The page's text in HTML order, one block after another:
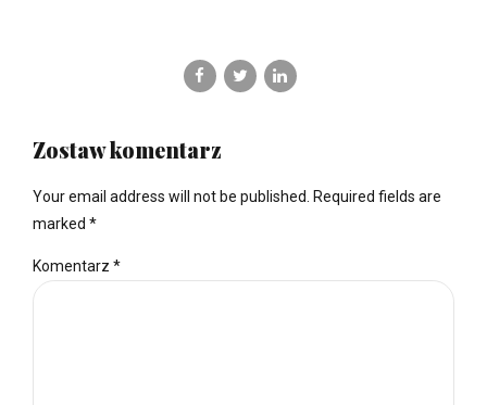
Zostaw komentarz
Your email address will not be published. Required fields are
marked *
Komentarz *